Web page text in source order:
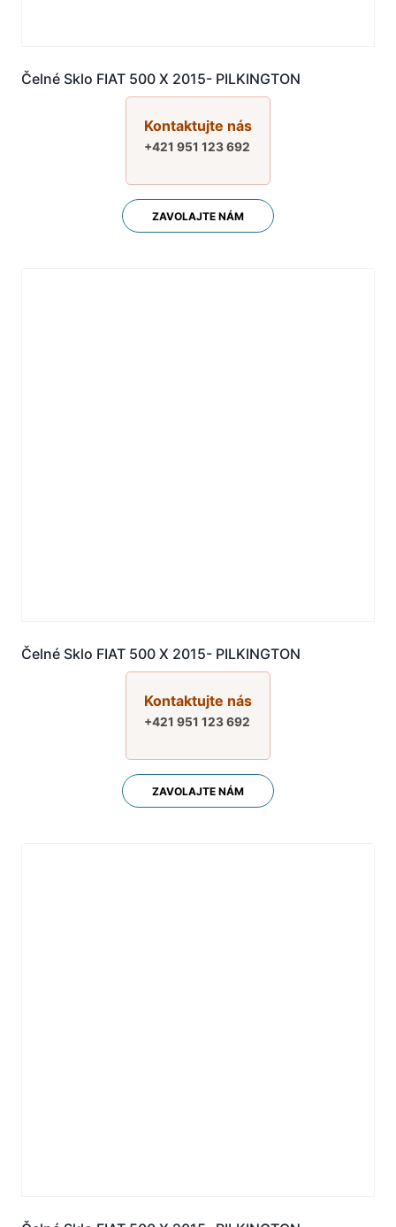
Čelné Sklo FIAT 500 X 2015- PILKINGTON
Kontaktujte nás
+421 951 123 692
ZAVOLAJTE NÁM
Čelné Sklo FIAT 500 X 2015- PILKINGTON
Kontaktujte nás
+421 951 123 692
ZAVOLAJTE NÁM